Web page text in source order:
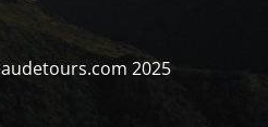
2025